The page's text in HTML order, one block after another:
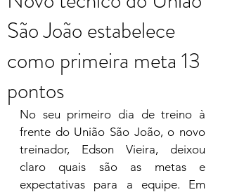
São João estabelece
como primeira meta 13
pontos
No seu primeiro dia de treino à
frente do União São João, o novo
treinador, Edson Vieira, deixou
claro quais são as metas e
expectativas para a equipe. Em